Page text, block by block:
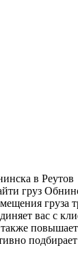
в Реутов
груз
груза
вас с